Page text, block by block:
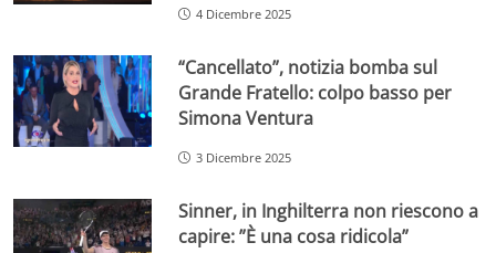
4 Dicembre 2025
“Cancellato”, notizia bomba sul
Grande Fratello: colpo basso per
Simona Ventura
3 Dicembre 2025
Sinner, in Inghilterra non riescono a
capire: ”È una cosa ridicola”